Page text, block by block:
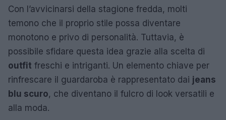
Con l’avvicinarsi della stagione fredda, molti
temono che il proprio stile possa diventare
monotono e privo di personalità. Tuttavia, è
possibile sfidare questa idea grazie alla scelta di
outfit freschi e intriganti. Un elemento chiave per
rinfrescare il guardaroba è rappresentato dai jeans
blu scuro, che diventano il fulcro di look versatili e
alla moda.